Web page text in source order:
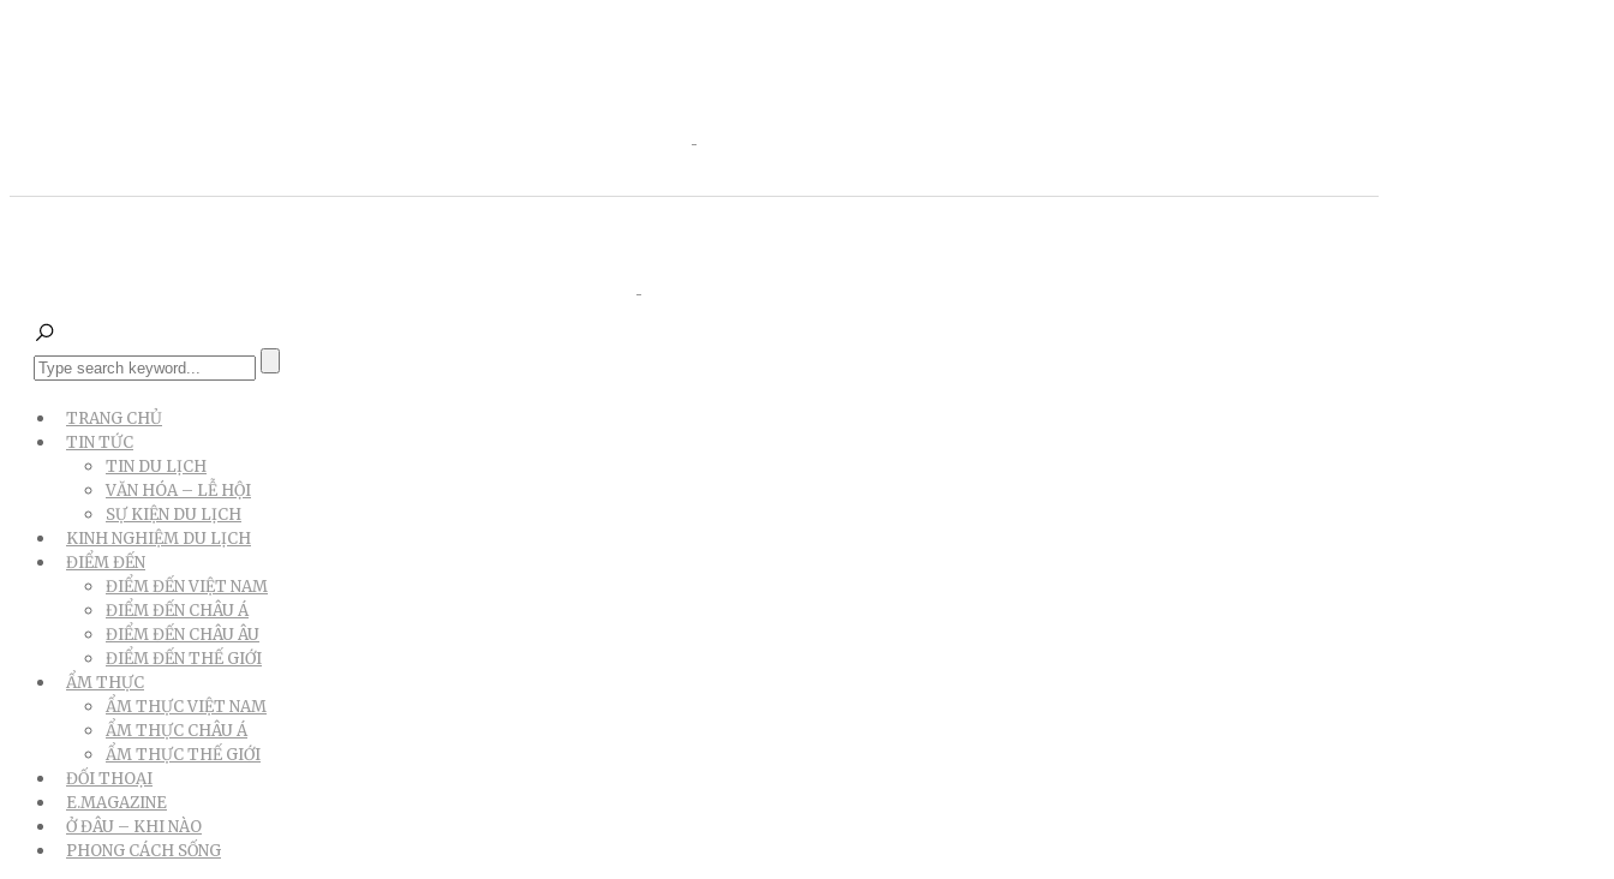
TRANG CHỦ
TIN TỨC
TIN DU LỊCH
VĂN HÓA – LỄ HỘI
SỰ KIỆN DU LỊCH
KINH NGHIỆM DU LỊCH
ĐIỂM ĐẾN
ĐIỂM ĐẾN VIỆT NAM
ĐIỂM ĐẾN CHÂU Á
ĐIỂM ĐẾN CHÂU ÂU
ĐIỂM ĐẾN THẾ GIỚI
ẨM THỰC
ẨM THỰC VIỆT NAM
ẨM THỰC CHÂU Á
ẨM THỰC THẾ GIỚI
ĐỐI THOẠI
E.MAGAZINE
Ở ĐÂU – KHI NÀO
PHONG CÁCH SỐNG